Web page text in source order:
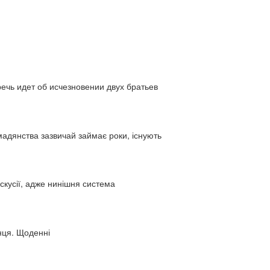
идет об исчезновении двух братьев
зазвичай займає роки, існують
адже нинішня система
Щоденні